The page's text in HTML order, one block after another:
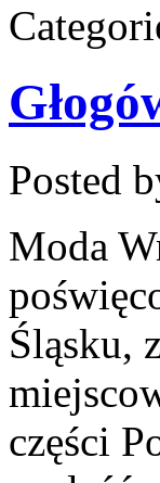
Posted
Moda
Śląsku,
części